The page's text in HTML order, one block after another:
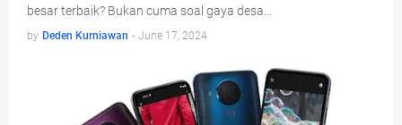
besar terbaik? Bukan cuma soal gaya desa…
by Deden Kurniawan - June 17, 2024